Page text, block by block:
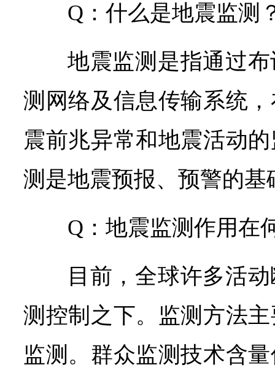
Q：什么是地震监测
地震监测是指通过
测网络及信息传输系统
震前兆异常和地震活动
测是地震预报、预警的基
Q：地震监测作用在
目前，全球许多活
测控制之下。监测方法
监测。群众监测技术含